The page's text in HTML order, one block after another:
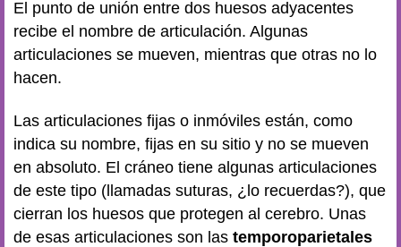
El punto de unión entre dos huesos adyacentes
recibe el nombre de articulación. Algunas
articulaciones se mueven, mientras que otras no lo
hacen.
Las articulaciones fijas o inmóviles están, como
indica su nombre, fijas en su sitio y no se mueven
en absoluto. El cráneo tiene algunas articulaciones
de este tipo (llamadas suturas, ¿lo recuerdas?), que
cierran los huesos que protegen al cerebro. Unas
de esas articulaciones son las temporoparietales